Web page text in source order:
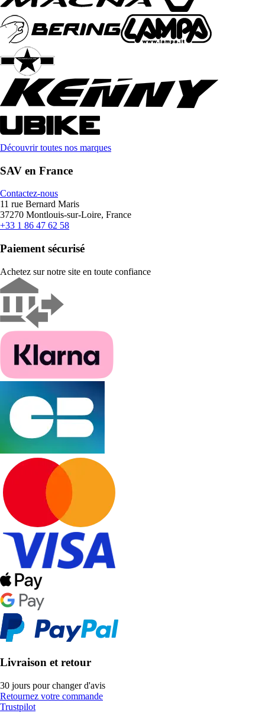
Découvrir toutes nos marques
SAV en France
Contactez-nous
11 rue Bernard Maris
37270 Montlouis-sur-Loire, France
+33 1 86 47 62 58
Paiement sécurisé
Achetez sur notre site en toute confiance
Livraison et retour
30 jours pour changer d'avis
Retournez votre commande
Trustpilot